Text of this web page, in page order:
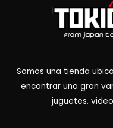
Somos una tienda
encontrar una gran
juguetes,